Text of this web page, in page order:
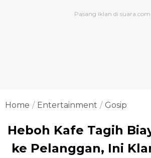
Home Entertainment Gosip
Heboh Kafe Tagih
ke Pelanggan, Ini